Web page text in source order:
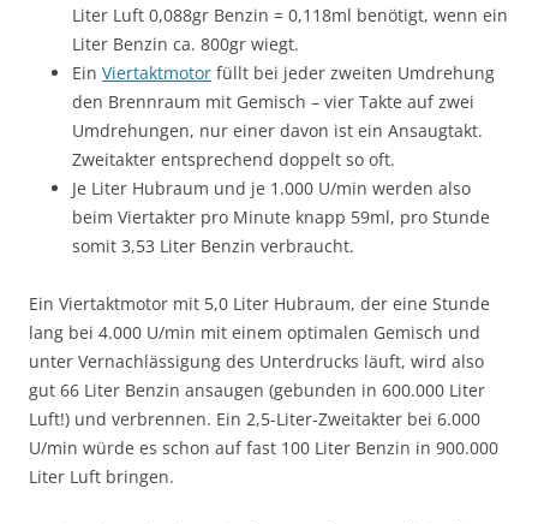
Liter Luft 0,088gr Benzin = 0,118ml benötigt, wenn ein
Liter Benzin ca. 800gr wiegt.
Ein Viertaktmotor füllt bei jeder zweiten Umdrehung
den Brennraum mit Gemisch – vier Takte auf zwei
Umdrehungen, nur einer davon ist ein Ansaugtakt.
Zweitakter entsprechend doppelt so oft.
Je Liter Hubraum und je 1.000 U/min werden also
beim Viertakter pro Minute knapp 59ml, pro Stunde
somit 3,53 Liter Benzin verbraucht.
Ein Viertaktmotor mit 5,0 Liter Hubraum, der eine Stunde
lang bei 4.000 U/min mit einem optimalen Gemisch und
unter Vernachlässigung des Unterdrucks läuft, wird also
gut 66 Liter Benzin ansaugen (gebunden in 600.000 Liter
Luft!) und verbrennen. Ein 2,5-Liter-Zweitakter bei 6.000
U/min würde es schon auf fast 100 Liter Benzin in 900.000
Liter Luft bringen.